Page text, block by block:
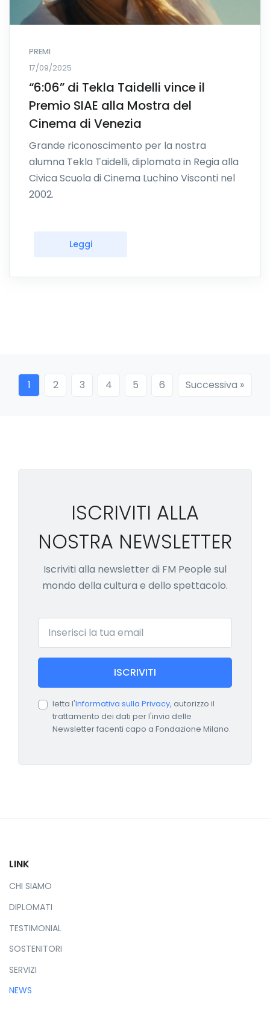
PREMI
17/09/2025
“6:06” di Tekla Taidelli vince il
Premio SIAE alla Mostra del
Cinema di Venezia
Grande riconoscimento per la nostra
alumna Tekla Taidelli, diplomata in Regia alla
Civica Scuola di Cinema Luchino Visconti nel
2002.
Leggi
1 2 3 4 5 6 Successiva »»
ISCRIVITI ALLA
NOSTRA NEWSLETTER
Iscriviti alla newsletter di FM People sul
mondo della cultura e dello spettacolo.
Email
ISCRIVITI
letta l'Informativa sulla Privacy, autorizzo il
trattamento dei dati per l'invio delle
Newsletter facenti capo a Fondazione Milano.
LINK
CHI SIAMO
DIPLOMATI
TESTIMONIAL
SOSTENITORI
SERVIZI
NEWS